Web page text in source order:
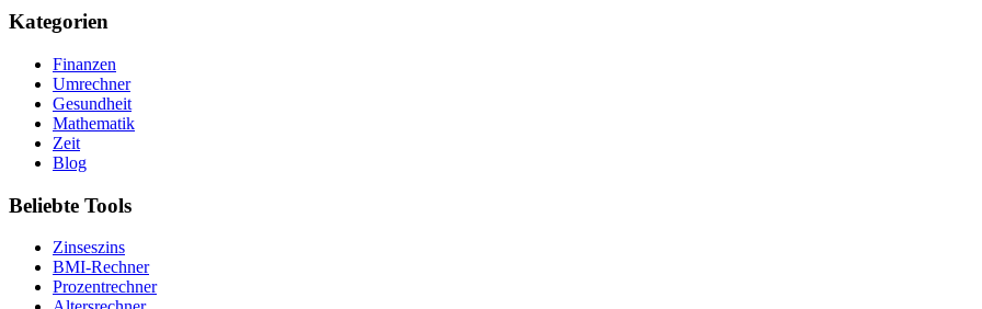
Kategorien
Finanzen
Umrechner
Gesundheit
Mathematik
Zeit
Blog
Beliebte Tools
Zinseszins
BMI-Rechner
Prozentrechner